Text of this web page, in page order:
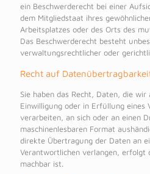
ein Beschwerderecht bei einer
dem Mitgliedstaat ihres
Arbeitsplatzes oder des Orts des
Das Beschwerderecht besteht
verwaltungsrechtlicher oder
Recht auf
Sie haben das Recht, Daten, die
Einwilligung oder in Erfüllung eines
verarbeiten, an sich oder an einen
maschinenlesbaren Format
direkte Übertragung der Daten an
Verantwortlichen verlangen, erfolgt
machbar ist.